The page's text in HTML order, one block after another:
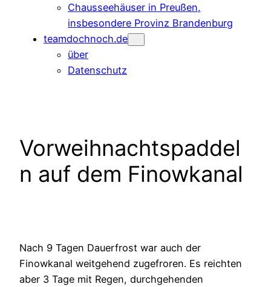
Chausseehäuser in Preußen,
insbesondere Provinz Brandenburg
teamdochnoch.de
über
Datenschutz
Vorweihnachtspaddel
n auf dem Finowkanal
Nach 9 Tagen Dauerfrost war auch der
Finowkanal weitgehend zugefroren. Es reichten
aber 3 Tage mit Regen, durchgehenden